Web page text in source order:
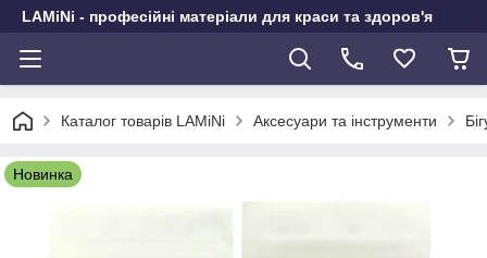
LAMiNi - професійні матеріали для краси та здоров'я
Каталог товарів LAMiNi Аксесуари та інструменти
Новинка